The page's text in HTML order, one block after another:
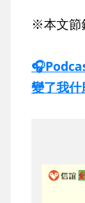
※本文節
變了我什